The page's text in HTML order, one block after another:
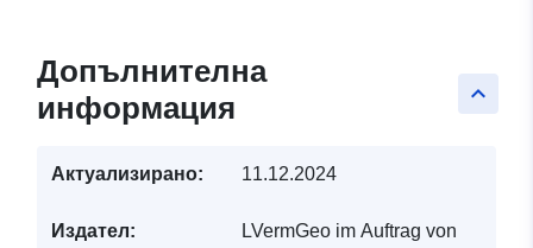
keyboard_arrow_up
Допълнителна
информация
Актуализирано: 11.12.2024
Издател:
LVermGeo im Auftrag von